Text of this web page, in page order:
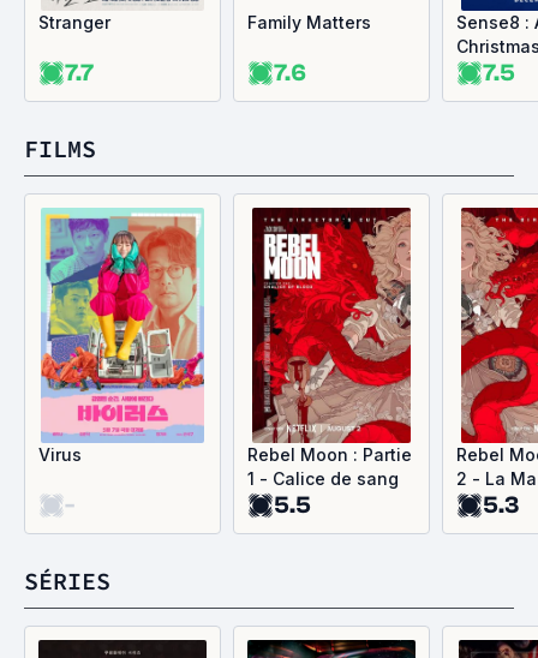
Stranger
7.7
Family Matters
7.6
Sense8 :
7.5
FILMS
Virus
-
Rebel Moon : Partie
1 - Calice de sang
5.5
Rebel
2 - La
du 5.3
SÉRIES